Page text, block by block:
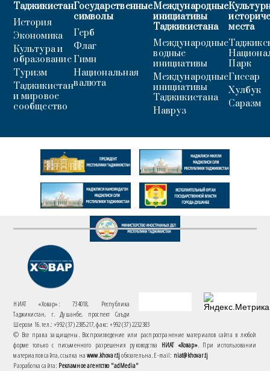
Таджикистан
История
Экономика
Культура и
образование
Туризм
Таджикистан
и мировое
сообщество
Государственные
символы
Герб
Флаг
Гимн
Национальная
валюта
Международные
инициативы
Таджикистана
Международные
водные
инициативы
Международные
инициативы
Таджикистана
Навруз
места
Парк
Гиссар
Хулбук
Саразм
НИАТ «Ховар»: 734018, Республика
Таджикистан, г. Душанбе, проспект Саъди
Шерози 16. тел.: +992 (37) 2385217, факс: +992 (37) 2232383
© Все права защищены. Воспроизведение или распространение материалов сайта в любой
форме только с письменного разрешения руководства НИАТ «Ховар». При использовании
материалов сайта, ссылка наwww.khovar.tjобязательна. E-mail: niat@khovar.tj
Разработка сайта: Рекламное агентство "adMedia"